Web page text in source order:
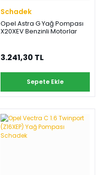
Schadek
Opel Astra G Yağ Pompası
X20XEV Benzinli Motorlar
3.241,30 TL
Sepete Ekle